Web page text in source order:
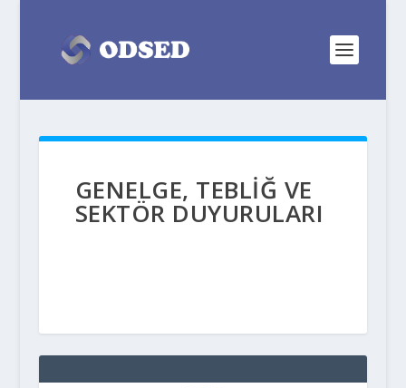
GENELGE, TEBLİĞ VE
SEKTÖR DUYURULARI